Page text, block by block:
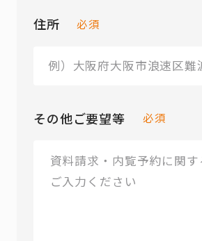
住所 必須
その他ご要望等 必須